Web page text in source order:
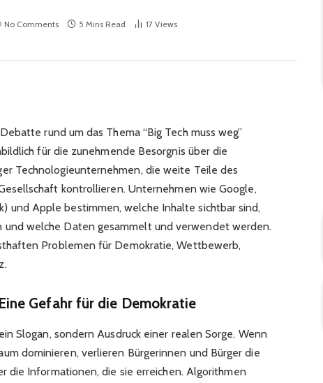
No Comments 5 Mins Read 17 Views
rund um das Thema “Big Tech muss weg”
für die zunehmende Besorgnis über die
Technologieunternehmen, die weite Teile des
kontrollieren. Unternehmen wie Google,
und Apple bestimmen, welche Inhalte sichtbar sind,
welche Daten gesammelt und verwendet werden.
Problemen für Demokratie, Wettbewerb,
Gefahr für die Demokratie
Slogan, sondern Ausdruck einer realen Sorge. Wenn
dominieren, verlieren Bürgerinnen und Bürger die
die Informationen, die sie erreichen. Algorithmen